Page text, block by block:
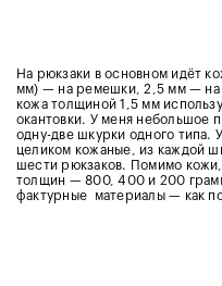
На рюкзаки в основном идёт
мм) — на ремешки, 2,5 мм — на
кожа толщиной 1,5 мм
окантовки. У меня небольшое
одну-две шкурки одного типа.
целиком кожаные, из каждой
шести рюкзаков. Помимо
толщин — 800, 400 и 200
фактурные материалы — как